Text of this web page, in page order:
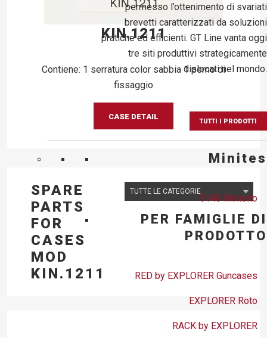
permesso l’ottenimento di svariati
brevetti caratterizzati da soluzioni
pratiche ed efficienti. GT Line vanta oggi
tre siti produttivi strategicamente
dislocati nel mondo.
TUTTI I PRODOTTI
Minites
5140 Minisito
PER FAMIGLIE DI
PRODOTTO
RED by EXPLORER Guncases
EXPLORER Roto
RACK by EXPLORER
KIN.1211
Contiene: 1 serratura color sabbia 1 perno di
fissaggio
CASE DETAIL
SPARE
PARTS
FOR
CASES
MOD
KIN.1211